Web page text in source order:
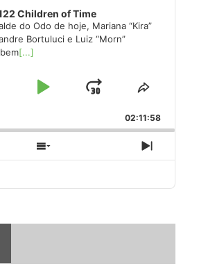
Children of Time
do Odo de hoje, Mariana “Kira”
Bortuluci e Luiz “Morn”
[...]
Play
Jump
Forward
Share
Episode
02:11:58
Show
Episodes
Next
Episode